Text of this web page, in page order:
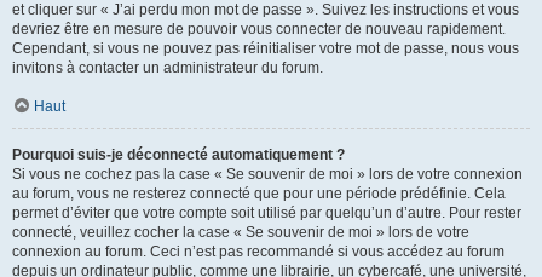
et cliquer sur « J’ai perdu mon mot de passe ». Suivez les instructions et vous
devriez être en mesure de pouvoir vous connecter de nouveau rapidement.
Cependant, si vous ne pouvez pas réinitialiser votre mot de passe, nous vous
invitons à contacter un administrateur du forum.
Haut
Pourquoi suis-je déconnecté automatiquement ?
Si vous ne cochez pas la case « Se souvenir de moi » lors de votre connexion
au forum, vous ne resterez connecté que pour une période prédéfinie. Cela
permet d’éviter que votre compte soit utilisé par quelqu’un d’autre. Pour rester
connecté, veuillez cocher la case « Se souvenir de moi » lors de votre
connexion au forum. Ceci n’est pas recommandé si vous accédez au forum
depuis un ordinateur public, comme une librairie, un cybercafé, une université,